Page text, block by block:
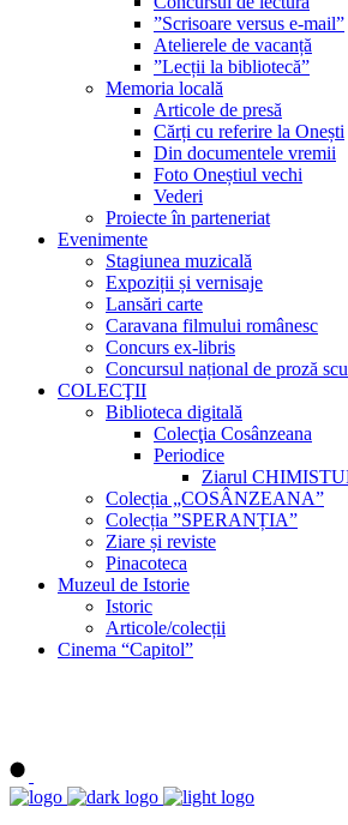
”Scrisoare versus e-mail”
Atelierele de vacanță
”Lecții la bibliotecă”
Memoria locală
Articole de presă
Cărți cu referire la Onești
Din documentele vremii
Foto Oneștiul vechi
Vederi
Proiecte în parteneriat
Evenimente
Stagiunea muzicală
Expoziții și vernisaje
Lansări carte
Caravana filmului românesc
Concurs ex-libris
Concursul național de proză
COLECŢII
Biblioteca digitală
Colecţia Cosânzeana
Periodice
Ziarul
Colecția „COSÂNZEANA”
Colecția ”SPERANȚIA”
Ziare și reviste
Pinacoteca
Muzeul de Istorie
Istoric
Articole/colecții
Cinema “Capitol”